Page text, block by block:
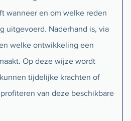
wanneer en om welke reden
uitgevoerd. Naderhand is, via
welke ontwikkeling een
Op deze wijze wordt
tijdelijke krachten of
van deze beschikbare